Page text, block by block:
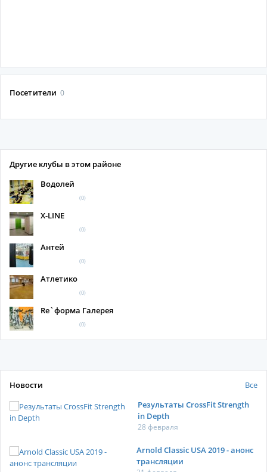
Посетители 0
Другие клубы в этом районе
Водолей
(0)
X-LINE
(0)
Антей
(0)
Атлетико
(0)
Re`форма Галерея
(0)
Новости
Все
Результаты CrossFit Strength
in Depth
28 февраля
Arnold Classic USA 2019 - анонс
трансляции